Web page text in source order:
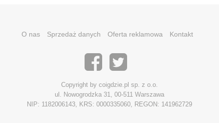
O nas Sprzedaż danych Oferta reklamowa Kontakt
Copyright by coigdzie.pl sp. z o.o.
ul. Nowogrodzka 31, 00-511 Warszawa
NIP: 1182006143, KRS: 0000335060, REGON: 141962729